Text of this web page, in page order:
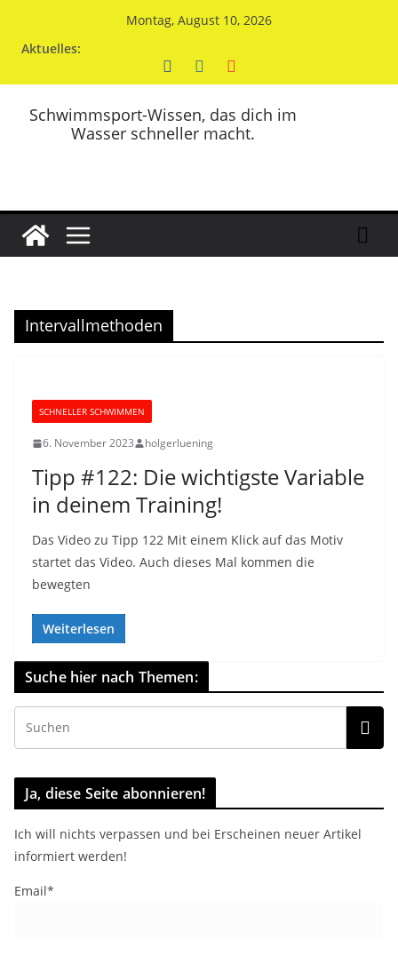
Montag, August 10, 2026
Aktuelles:
Schwimmsport-Wissen, das dich im
Wasser schneller macht.
Intervallmethoden
SCHNELLER SCHWIMMEN
6. November 2023 holgerluening
Tipp #122: Die wichtigste Variable
in deinem Training!
Das Video zu Tipp 122 Mit einem Klick auf das Motiv
startet das Video. Auch dieses Mal kommen die
bewegten
Weiterlesen
Suche hier nach Themen:
Ja, diese Seite abonnieren!
Ich will nichts verpassen und bei Erscheinen neuer Artikel
informiert werden!
Email*